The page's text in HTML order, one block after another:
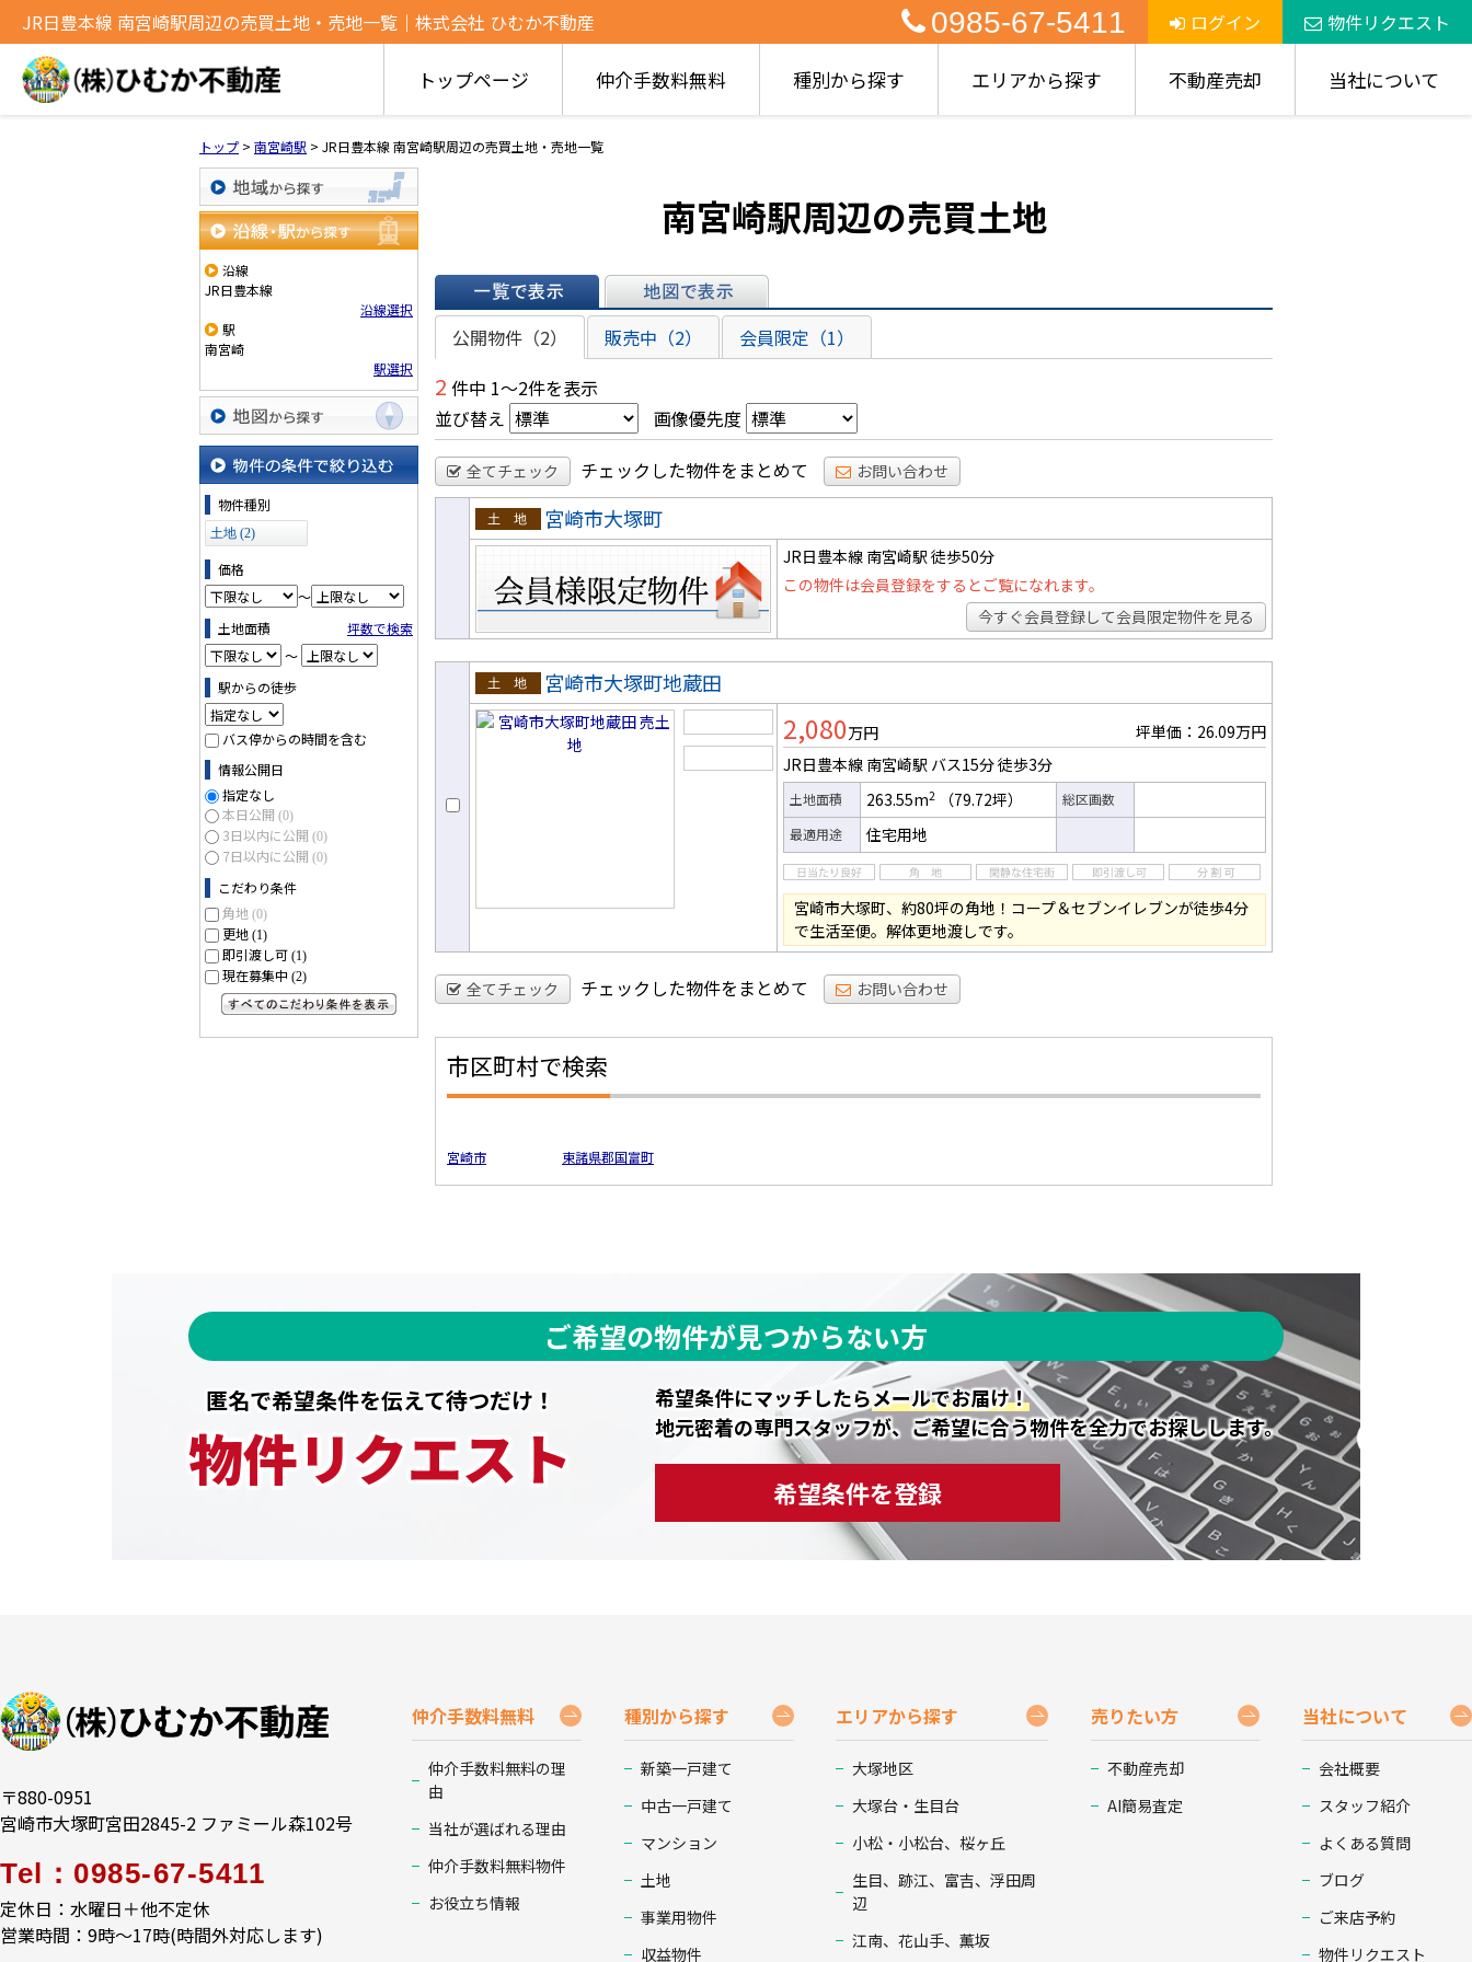
JR日豊本線 南宮崎駅周辺の売買土地・売地一覧｜株式会社 ひむか不動産 0985-67-5411 ログイン 物件リクエスト
トップページ 仲介手数料無料 種別から探す エリアから探す 不動産売却 当社について
トップ > 南宮崎駅 > JR日豊本線 南宮崎駅周辺の売買土地・売地一覧
地域から探す
沿線・駅から探す
沿線
JR日豊本線
沿線選択
駅
南宮崎
駅選択
地図から探す
物件の条件で絞り込む
物件種別
土地 (2)
価格
～
土地面積
坪数で検索
～
駅からの徒歩
バス停からの時間を含む
情報公開日
指定なし
本日公開 (0)
3日以内に公開 (0)
7日以内に公開 (0)
こだわり条件
角地 (0)
更地 (1)
即引渡し可 (1)
現在募集中 (2)
南宮崎駅周辺の売買土地
一覧で表示 地図で表示
公開物件（2） 販売中（2） 会員限定（1）
2 件中 1～2件を表示
並び替え
画像優先度
全てチェック チェックした物件をまとめて お問い合わせ
土地
宮崎市大塚町
JR日豊本線 南宮崎駅 徒歩50分
この物件は会員登録をするとご覧になれます。
今すぐ会員登録して会員限定物件を見る
売土地
宮崎市大塚町地蔵田
2,080万円
坪単価：26.09万円
JR日豊本線 南宮崎駅 バス15分徒歩3分
土地面積 263.55m2 （79.72坪）
総区画数
最適用途
住宅用地
宮崎市大塚町、約80坪の角地！コープ＆セブンイレブンが徒歩4分
で生活至便。解体更地渡しです。
全てチェック チェックした物件をまとめて お問い合わせ
市区町村で検索
宮崎市 東諸県郡国富町
ご希望の物件が見つからない方
匿名で希望条件を伝えて待つだけ！
物件リクエスト
希望条件にマッチしたらメールでお届け！
地元密着の専門スタッフが、ご希望に合う物件を全力でお探しします。
希望条件を登録
〒880-0951
宮崎市大塚町宮田2845-2 ファミール森102号
Tel：0985-67-5411
定休日：水曜日＋他不定休
営業時間：9時～17時(時間外対応します)
仲介手数料無料
仲介手数料無料の理
由
当社が選ばれる理由
仲介手数料無料物件
お役立ち情報
種別から探す
新築一戸建て
中古一戸建て
マンション
土地
事業用物件
収益物件
エリアから探す
大塚地区
大塚台・生目台
小松・小松台、桜ヶ丘
生目、跡江、富吉、浮田周
辺
江南、花山手、薫坂
売りたい方
不動産売却
AI簡易査定
当社について
会社概要
スタッフ紹介
よくある質問
ブログ
ご来店予約
物件リクエスト